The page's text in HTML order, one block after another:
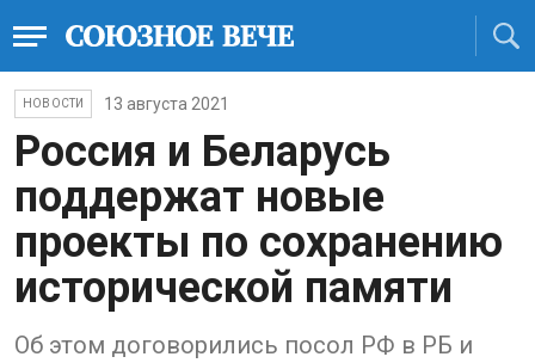
НОВОСТИ 13 августа 2021
Россия и Беларусь
поддержат новые
проекты по сохранению
исторической памяти
Об этом договорились посол РФ в РБ и